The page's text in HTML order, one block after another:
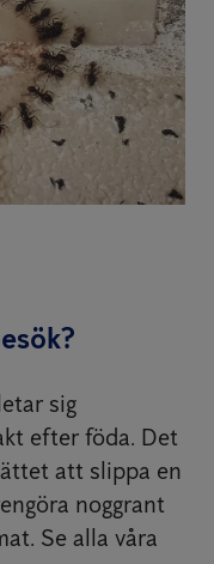
sig
efter föda. Det
att slippa en
noggrant
Se alla våra